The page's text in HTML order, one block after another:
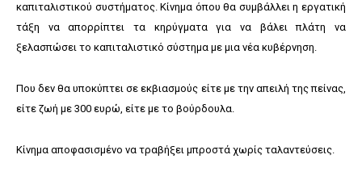
καπιταλιστικού συστήματος. Κίνημα όπου θα συμβάλλει η εργατική
τάξη να απορρίπτει τα κηρύγματα για να βάλει πλάτη να
ξελασπώσει το καπιταλιστικό σύστημα με μια νέα κυβέρνηση.
Που δεν θα υποκύπτει σε εκβιασμούς είτε με την απειλή της πείνας,
είτε ζωή με 300 ευρώ, είτε με το βούρδουλα.
Κίνημα αποφασισμένο να τραβήξει μπροστά χωρίς ταλαντεύσεις.